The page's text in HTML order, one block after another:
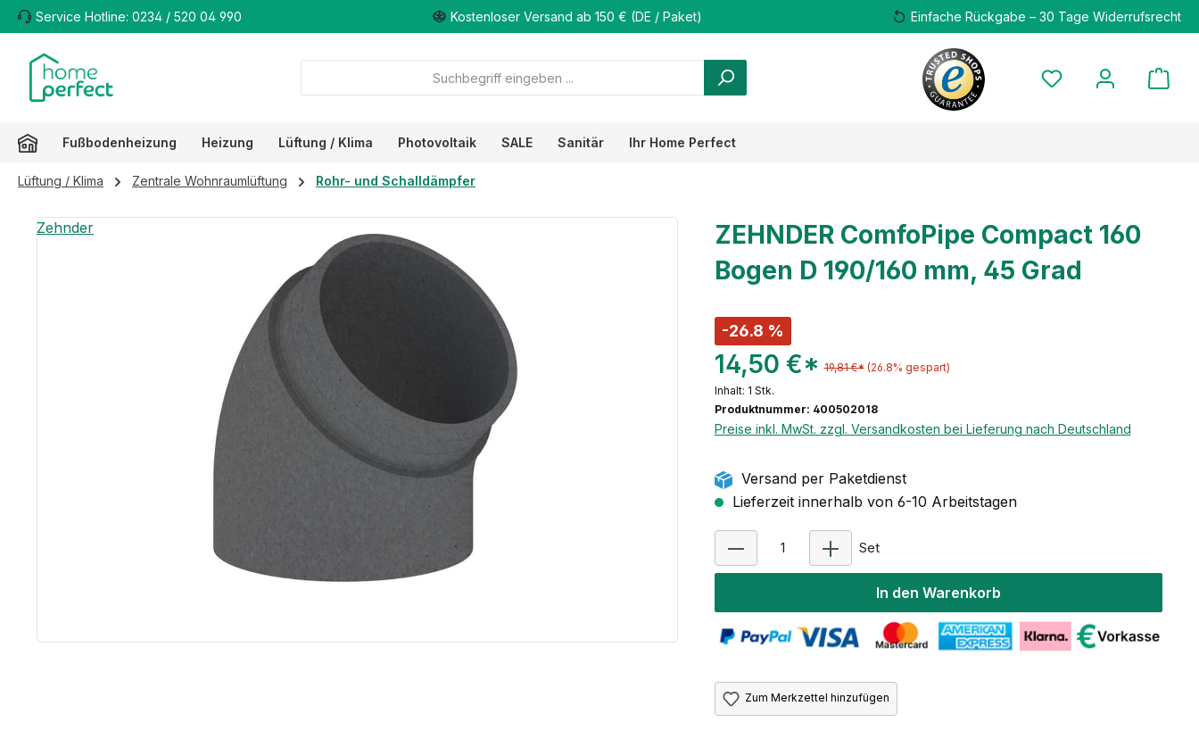
Hauptinhalt springen
Zur Suche springen
Zur Hauptnavigation springen
Service Hotline: 0234 / 520 04 990 Kostenloser Versand ab 150 € (DE / Paket) Einfache Rückgabe – 30 Tage Widerrufsrecht
Fußbodenheizung Heizung Lüftung / Klima Photovoltaik SALE Sanitär Ihr Home Perfect
Lüftung / Klima Zentrale Wohnraumlüftung Rohr- und Schalldämpfer
Zehnder
Bildergalerie überspringen
ZEHNDER ComfoPipe Compact 160
Bogen D 190/160 mm, 45 Grad
-26.8 %
14,50 €* 19,81 €* (26.8% gespart)
Inhalt: 1 Stk.
Produktnummer: 400502018
Preise inkl. MwSt. zzgl. Versandkosten bei Lieferung nach Deutschland
Versand per Paketdienst
Lieferzeit innerhalb von 6-10 Arbeitstagen
Set
In den Warenkorb
Zum Merkzettel hinzufügen